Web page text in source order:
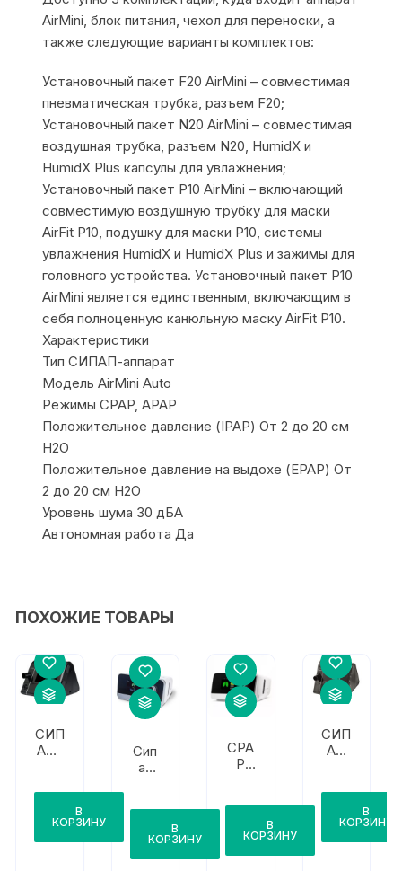
AirMini, блок питания, чехол для переноски, а
также следующие варианты комплектов:
Установочный пакет F20 AirMini – совместимая
пневматическая трубка, разъем F20;
Установочный пакет N20 AirMini – совместимая
воздушная трубка, разъем N20, HumidX и
HumidX Plus капсулы для увлажнения;
Установочный пакет P10 AirMini – включающий
совместимую воздушную трубку для маски
AirFit P10, подушку для маски P10, системы
увлажнения HumidX и HumidX Plus и зажимы для
головного устройства. Установочный пакет P10
AirMini является единственным, включающим в
себя полноценную канюльную маску AirFit P10.
Характеристики
Тип СИПАП-аппарат
Модель AirMini Auto
Режимы CPAP, APAP
Положительное давление (IPAP) От 2 до 20 см
H2O
Положительное давление на выдохе (EPAP) От
2 до 20 см H2O
Уровень шума 30 дБА
Автономная работа Да
ПОХОЖИЕ ТОВАРЫ
СИП
АП-
ma
20A
В
КОРЗИНУ
Сип
ап
АДТ
-01
В
КОРЗИНУ
CPA
P
Vent
iBre
eze
В
КОРЗИНУ
СИП
АП
PRIS
MA
SMA
RT
В
КОРЗИНУ